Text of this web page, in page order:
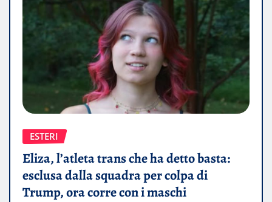
ESTERI
Eliza, l’atleta trans che ha detto basta:
esclusa dalla squadra per colpa di
Trump, ora corre con i maschi